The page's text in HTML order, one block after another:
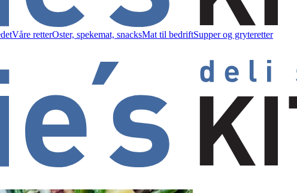
Våre retterOster, spekemat, snacksMat til bedriftSupper og gryteretter